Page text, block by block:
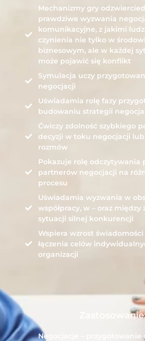
Mechanizmy gry
prawdziwe wyzwania
komunikacyjne, z jakimi
czynienia nie tylko w
biznesowym, ale w każdej
może pojawić się konflikt
Symulacja uczy
negocjacji
Uświadamia rolę fazy
budowaniu strategii
Ćwiczy zdolność szybkiego
decyzji w toku negocjacji
rozmów
Pokazuje rolę odczytywania
partnerów negocjacji na
procesu
Uświadamia wyzwania w
współpracy, w – oraz między
sytuacji silnej konkurencji
Wspiera wzrost
łączenia celów
organizacji
Negocjacje –